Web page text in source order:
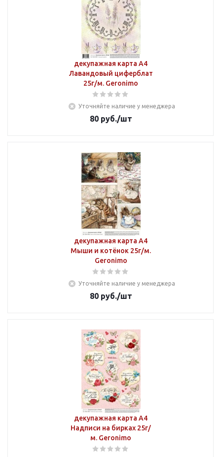
декупажная карта А4
Лавандовый циферблат
25г/м. Geronimo
Уточняйте наличие у менеджера
80руб./шт
декупажная карта А4
Мыши и котёнок 25г/м.
Geronimo
Уточняйте наличие у менеджера
80руб./шт
декупажная карта А4
Надписи на бирках 25г/
м. Geronimo